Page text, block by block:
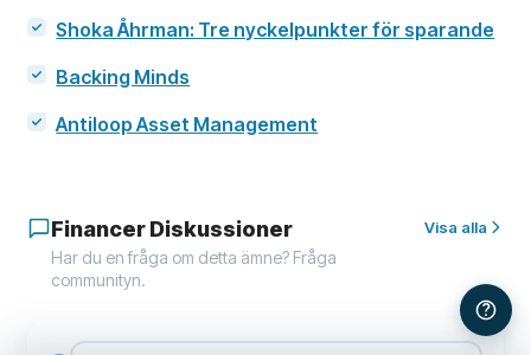
Shoka Åhrman: Tre nyckelpunkter för sparande
Backing Minds
Antiloop Asset Management
Financer Diskussioner
Har du en fråga om detta ämne? Fråga
communityn.
Visa alla